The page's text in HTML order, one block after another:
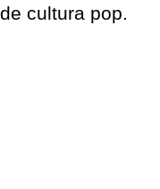
de cultura pop.